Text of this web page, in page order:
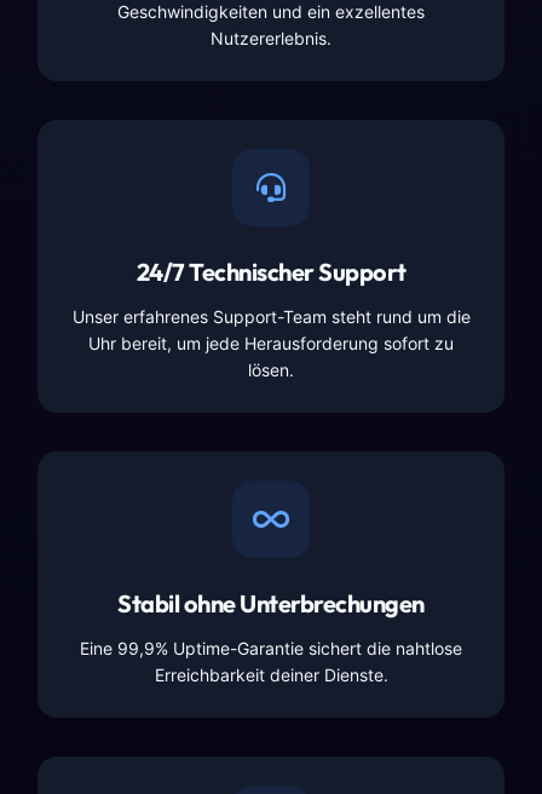
Geschwindigkeiten und ein exzellentes
Nutzererlebnis.
24/7 Technischer Support
Unser erfahrenes Support-Team steht rund um die
Uhr bereit, um jede Herausforderung sofort zu
lösen.
Stabil ohne Unterbrechungen
Eine 99,9% Uptime-Garantie sichert die nahtlose
Erreichbarkeit deiner Dienste.